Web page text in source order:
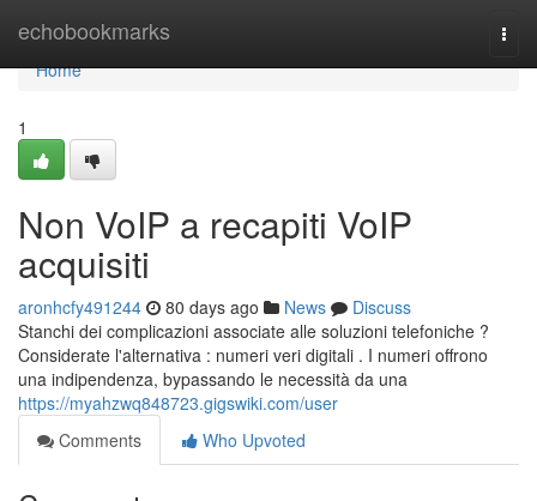
echobookmarks
Home
Home
1
Non VoIP a recapiti VoIP
acquisiti
aronhcfy491244 80 days ago News
Discuss
Stanchi dei complicazioni associate alle soluzioni telefoniche ?
Considerate l'alternativa : numeri veri digitali . I numeri offrono
una indipendenza, bypassando le necessità da una
https://myahzwq848723.gigswiki.com/user
Comments
Who Upvoted